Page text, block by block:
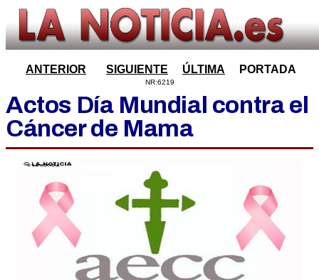
ANTERIOR SIGUIENTE ÚLTIMA PORTADA
NR:6219
Actos Día Mundial contra el
Cáncer de Mama